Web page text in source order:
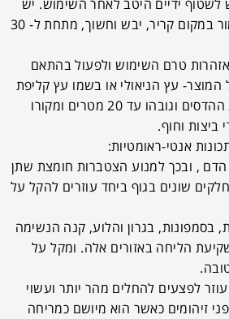
לשטוף ידיים היטב לאחר השימוש. יש
להגן מאור השמש ולשמור במקום קריר, יבש וחשוך, מתחת ל- 30
טרם השימוש ולפעול בהתאם
המוצר- עץ הניאולי או בשמו עץ קליפת
נייר התה הוא ממשפחת ההדסים וגובהו עד 20 מטרים ומקורו
ביצות וחוף.
אנטי-ראומטיות:
, ובכך למנוע הצטברות חומצת שתן
שונים בגוף ביחד עוזרים להקל על
בסמפונות, בגרון והלוע, קנה הנשימה
שקיעת הליחה באזורים אלה. ומקל על
לפצעים להחלים מהר יותר ועשוי
זיהומים כאשר הוא מיושם כמריחה